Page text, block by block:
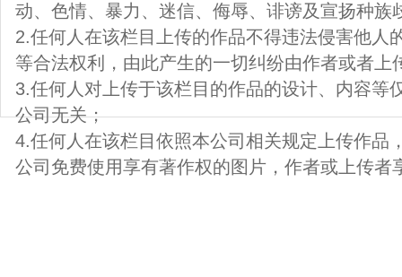
动、色情、暴力、迷信、侮辱、诽谤及宣扬种族
2.任何人在该栏目上传的作品不得违法侵害他人
等合法权利，由此产生的一切纠纷由作者或者上
3.任何人对上传于该栏目的作品的设计、内容等
公司无关；
4.任何人在该栏目依照本公司相关规定上传作品
公司免费使用享有著作权的图片，作者或上传者